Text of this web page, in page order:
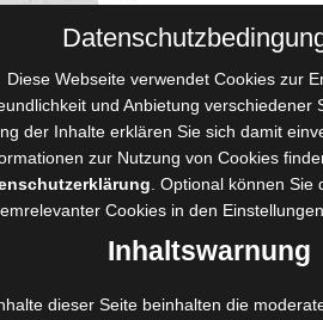
YouTube
Tumblr
Autoren Content-Design
Fotorestauration
Creative Artwork
Diese Webseite verwendet Cookies zur
und Anbietung verschiedener
der Inhalte erklären Sie sich damit
zur Nutzung von Cookies
. Optional können
Cookies in den Einstellungen
Inhaltswarnung
dieser Seite beinhalten die